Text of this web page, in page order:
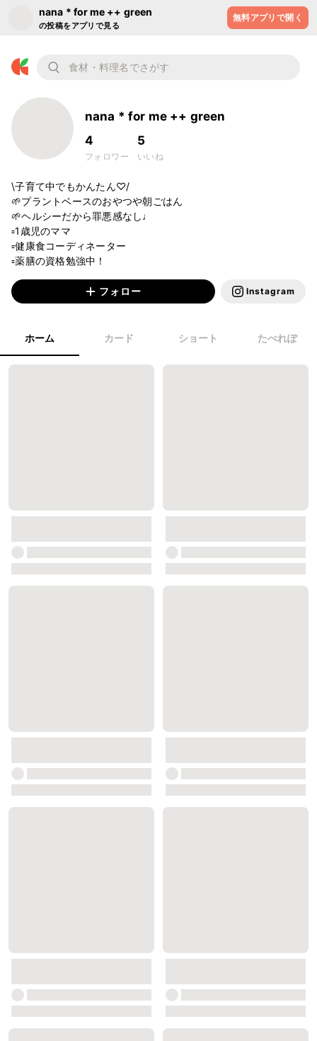
nana * for me ++ green
の投稿をアプリで見る
無料アプリで開く
nana * for me ++ green
4
フォロワー
5
いいね
\子育て中でもかんたん♡/
🌱プラントベースのおやつや朝ごはん
🌱ヘルシーだから罪悪感なし♩
▫️1歳児のママ
▫️健康食コーディネーター
▫️薬膳の資格勉強中！
フォロー Instagram
ホーム カード ショート たべれぽ